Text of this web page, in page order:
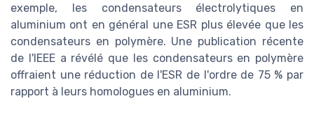
exemple, les condensateurs électrolytiques en
aluminium ont en général une ESR plus élevée que les
condensateurs en polymère. Une publication récente
de l'IEEE a révélé que les condensateurs en polymère
offraient une réduction de l'ESR de l'ordre de 75 % par
rapport à leurs homologues en aluminium.